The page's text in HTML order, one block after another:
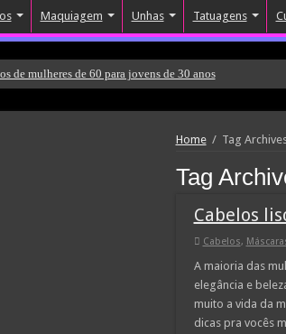
Maquiagem Unhas Tatuagens
de mulheres de 60 para jovens de 30 anos
Home / Tag
Tag
Cabelos
Cabelos,
A maioria das
elegância e
muito a vida da
dicas pra vocês